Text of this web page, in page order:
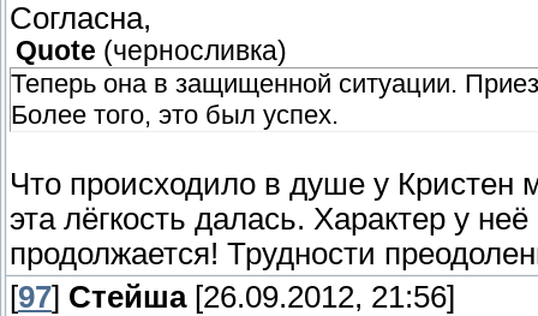
Согласна,
Quote (черносливка)
Теперь она в защищенной ситуации.
Более того, это был успех.
Что происходило в душе у Кристен
эта лёгкость далась. Характер у
продолжается! Трудности
[97] Стейша[26.09.2012, 21:56]